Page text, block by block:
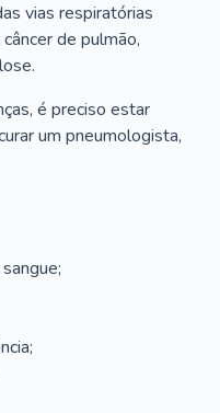
vias respiratórias
de pulmão,
é preciso estar
um pneumologista,